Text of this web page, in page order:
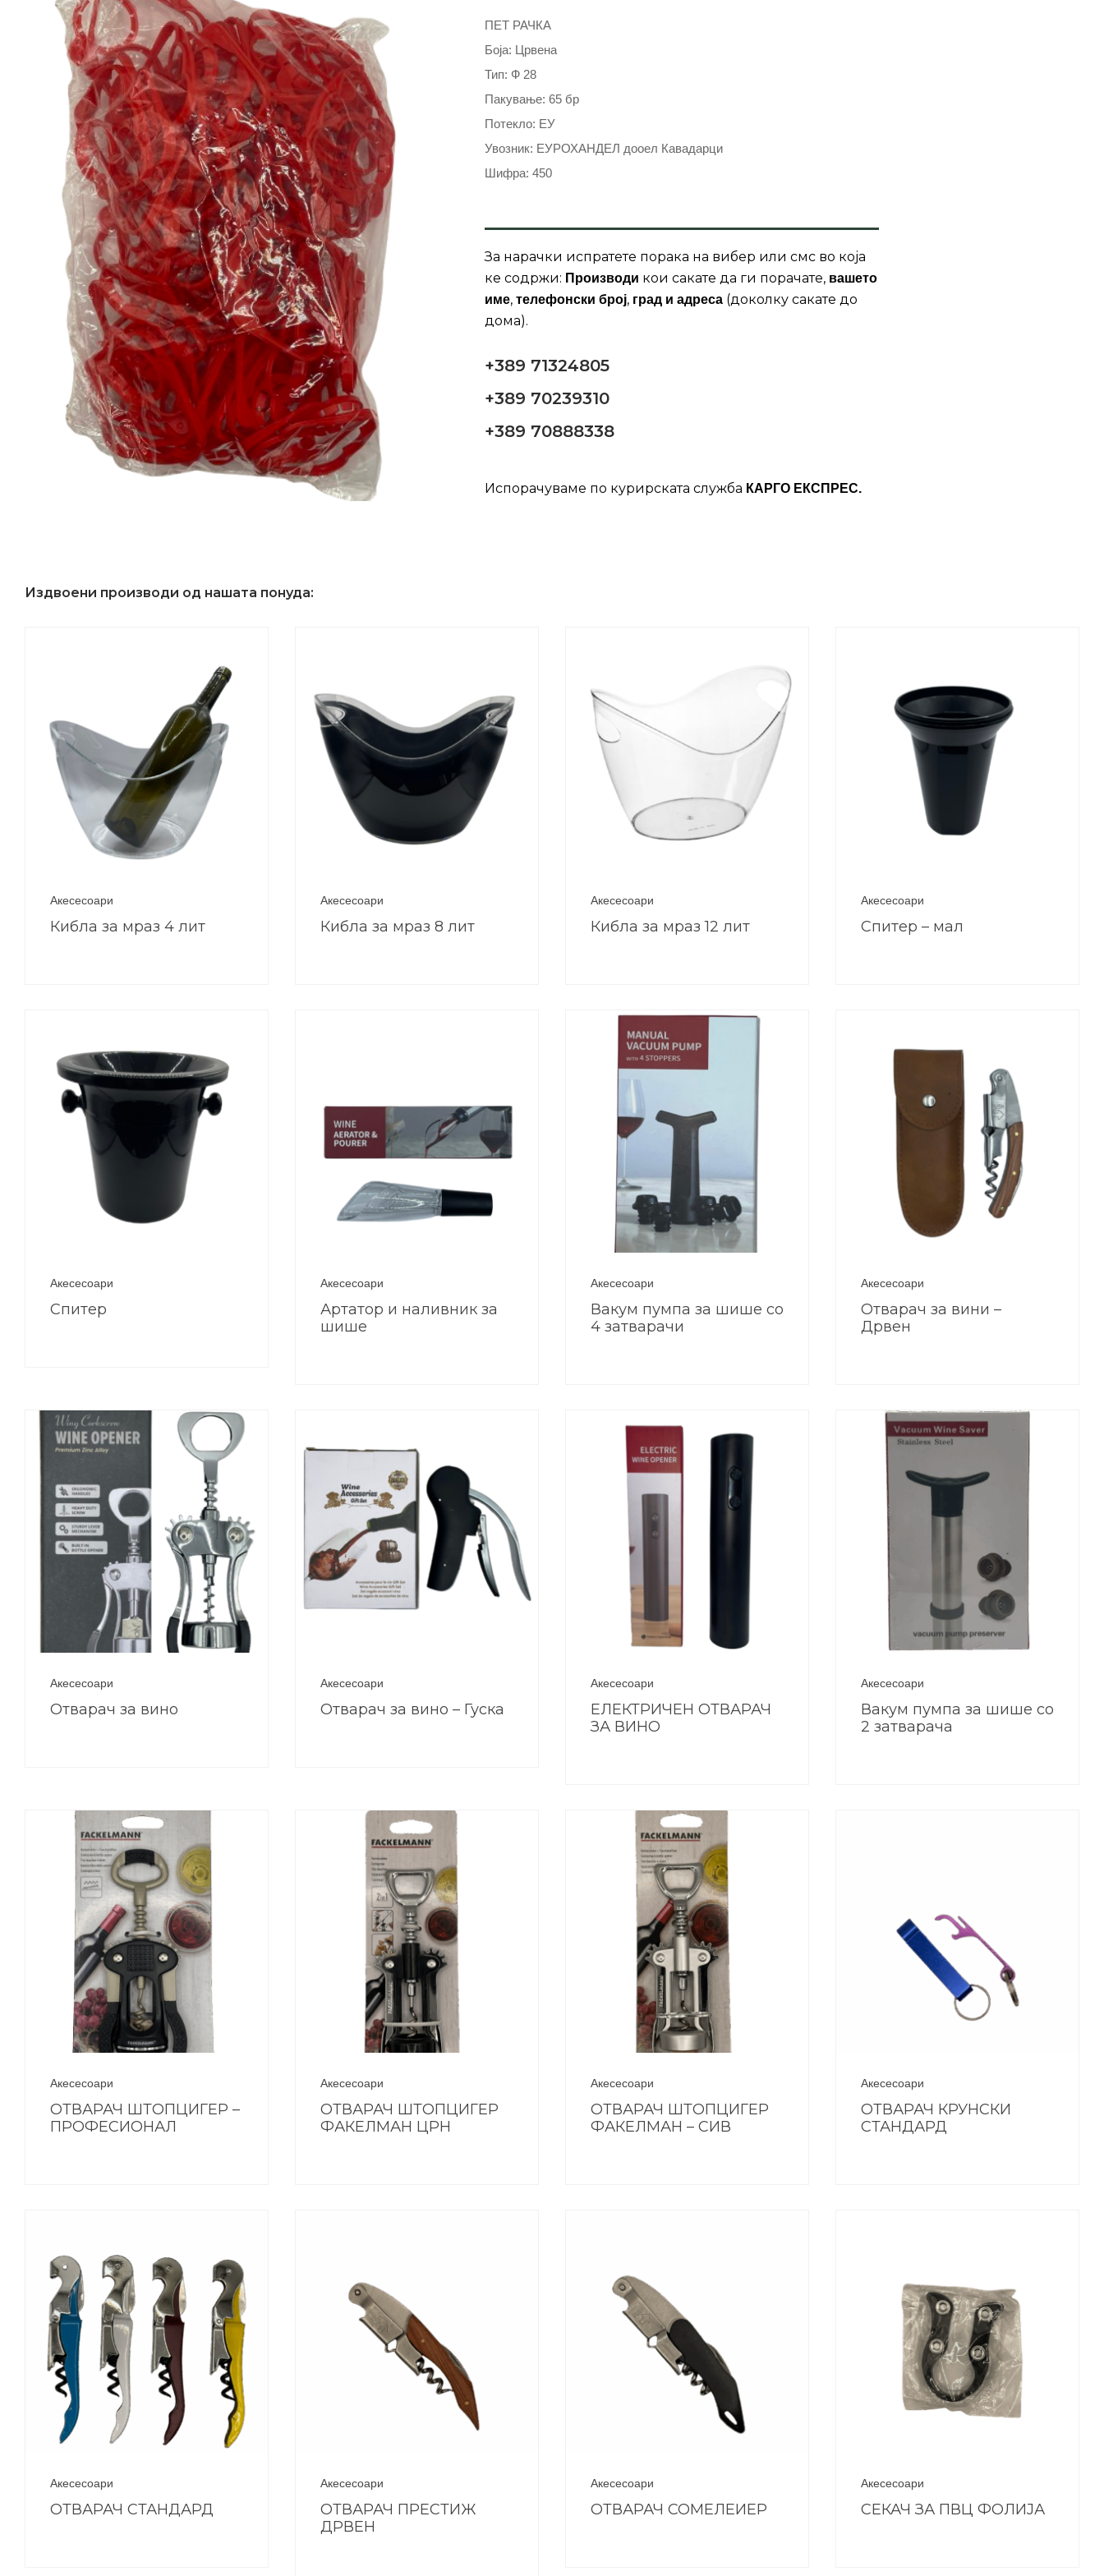
ПЕТ РАЧКА
Боја: Црвена
Тип: Ф 28
Пакување: 65 бр
Потекло: ЕУ
Увозник: ЕУРОХАНДЕЛ дооел Кавадарци
Шифра: 450
За нарачки испратете порака на вибер или смс во која
ке содржи: Производи кои сакате да ги порачате, вашето
име, телефонски број, град и адреса (доколку сакате до
дома).
+389 71324805
+389 70239310
+389 70888338
Испорачуваме по курирската служба КАРГО ЕКСПРЕС.
Издвоени производи од нашата понуда:
Акесесоари
Кибла за мраз 4 лит
Акесесоари
Кибла за мраз 8 лит
Акесесоари
Кибла за мраз 12 лит
Акесесоари
Спитер – мал
Акесесоари
Спитер
Акесесоари
Артатор и наливник за
шише
Акесесоари
Вакум пумпа за шише со
4 затварачи
Акесесоари
Отварач за вини –
Дрвен
Акесесоари
Отварач за вино
Акесесоари
Отварач за вино – Гуска
Акесесоари
ЕЛЕКТРИЧЕН ОТВАРАЧ
ЗА ВИНО
Акесесоари
Вакум пумпа за шише со
2 затварача
Акесесоари
ОТВАРАЧ ШТОПЦИГЕР –
ПРОФЕСИОНАЛ
Акесесоари
ОТВАРАЧ ШТОПЦИГЕР
ФАКЕЛМАН ЦРН
Акесесоари
ОТВАРАЧ ШТОПЦИГЕР
ФАКЕЛМАН – СИВ
Акесесоари
ОТВАРАЧ КРУНСКИ
СТАНДАРД
Акесесоари
ОТВАРАЧ СТАНДАРД
Акесесоари
ОТВАРАЧ ПРЕСТИЖ
ДРВЕН
Акесесоари
ОТВАРАЧ СОМЕЛЕИЕР
Акесесоари
СЕКАЧ ЗА ПВЦ ФОЛИЈА